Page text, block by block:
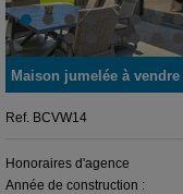
Maison jumelée à vendre
Ref. BCVW14
Honoraires d'agence
Année de construction :